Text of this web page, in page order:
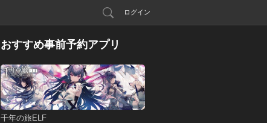
ログイン
おすすめ事前予約アプリ
千年の旅ELF